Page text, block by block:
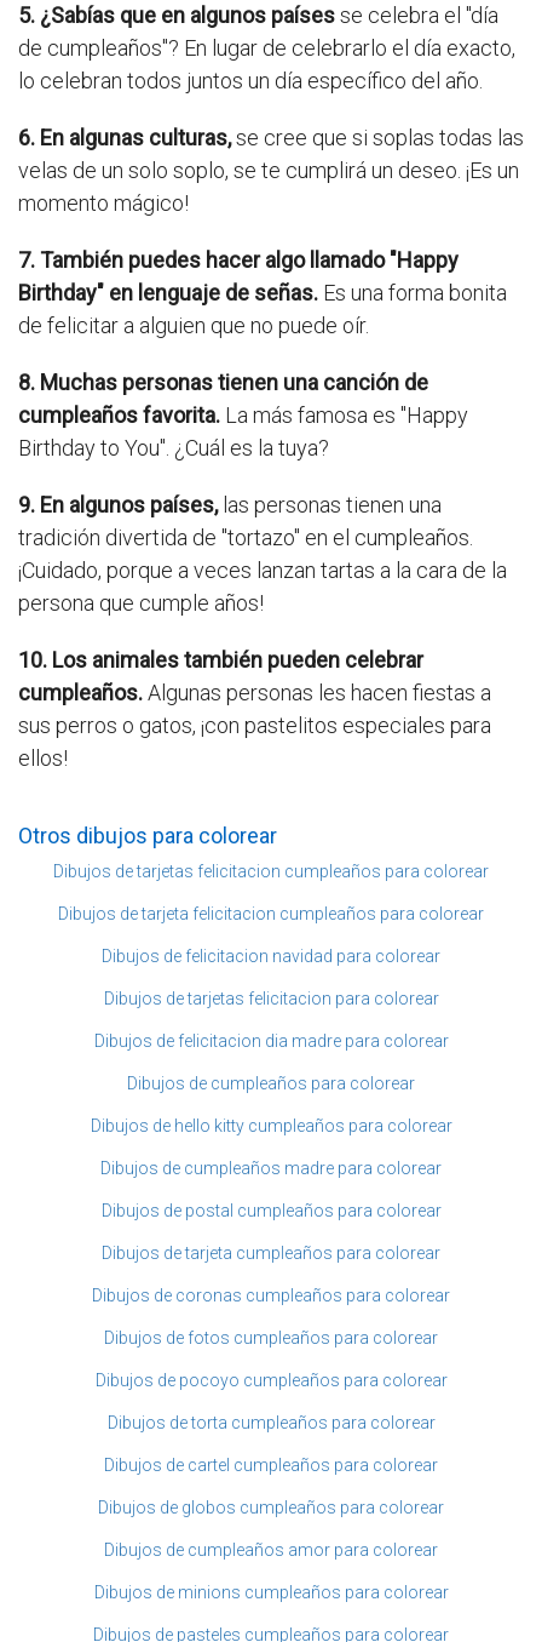
5. ¿Sabías que en algunos paísesse celebra el "día
de cumpleaños"? En lugar de celebrarlo el día exacto,
lo celebran todos juntos un día específico del año.
6. En algunas culturas,se cree que si soplas todas las
velas de un solo soplo, se te cumplirá un deseo. ¡Es un
momento mágico!
7. También puedes hacer algo llamado "Happy
Birthday" en lenguaje de señas. Es una forma bonita
de felicitar a alguien que no puede oír.
8. Muchas personas tienen una canción de
cumpleaños favorita. La más famosa es "Happy
Birthday to You". ¿Cuál es la tuya?
9. En algunos países,las personas tienen una
tradición divertida de "tortazo" en el cumpleaños.
¡Cuidado, porque a veces lanzan tartas a la cara de la
persona que cumple años!
10. Los animales también pueden celebrar
cumpleaños.Algunas personas les hacen fiestas a
sus perros o gatos, ¡con pastelitos especiales para
ellos!
Otros dibujos para colorear
Dibujos de tarjetas felicitacion cumpleaños para colorear
Dibujos de tarjeta felicitacion cumpleaños para colorear
Dibujos de felicitacion navidad para colorear
Dibujos de tarjetas felicitacion para colorear
Dibujos de felicitacion dia madre para colorear
Dibujos de cumpleaños para colorear
Dibujos de hello kitty cumpleaños para colorear
Dibujos de cumpleaños madre para colorear
Dibujos de postal cumpleaños para colorear
Dibujos de tarjeta cumpleaños para colorear
Dibujos de coronas cumpleaños para colorear
Dibujos de fotos cumpleaños para colorear
Dibujos de pocoyo cumpleaños para colorear
Dibujos de torta cumpleaños para colorear
Dibujos de cartel cumpleaños para colorear
Dibujos de globos cumpleaños para colorear
Dibujos de cumpleaños amor para colorear
Dibujos de minions cumpleaños para colorear
Dibujos de pasteles cumpleaños para colorear